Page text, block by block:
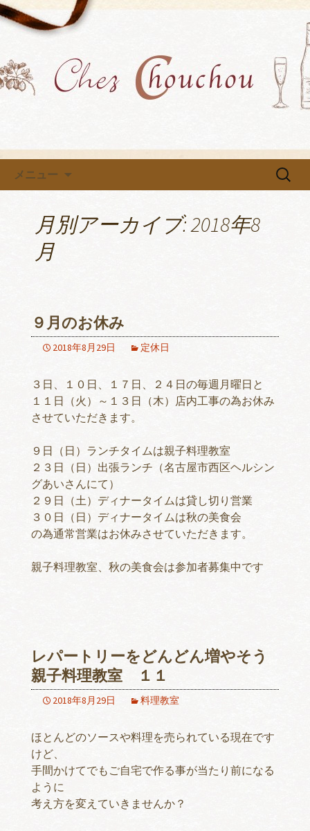
小牧市にあるフレンチ「Chez
Chouchou」のブログ
各種イベントや教室を開催中です
メニュー
検
月別アーカイブ: 2018年8
月
９月のお休み
2018年8月29日 定休日
３日、１０日、１７日、２４日の毎週月曜日と
１１日（火）～１３日（木）店内工事の為お休み
させていただきます。
９日（日）ランチタイムは親子料理教室
２３日（日）出張ランチ（名古屋市西区ヘルシン
グあいさんにて）
２９日（土）ディナータイムは貸し切り営業
３０日（日）ディナータイムは秋の美食会
の為通常営業はお休みさせていただきます。
親子料理教室、秋の美食会は参加者募集中です
レパートリーをどんどん増やそう
親子料理教室 １１
2018年8月29日 料理教室
ほとんどのソースや料理を売られている現在です
けど、
手間かけてでもご自宅で作る事が当たり前になる
ように
考え方を変えていきませんか？